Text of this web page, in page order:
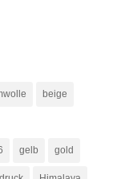
beige
gelb gold